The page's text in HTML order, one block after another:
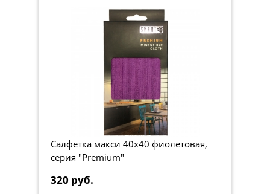
Салфетка макси 40х40 фиолетовая,
серия "Premium"
320 руб.